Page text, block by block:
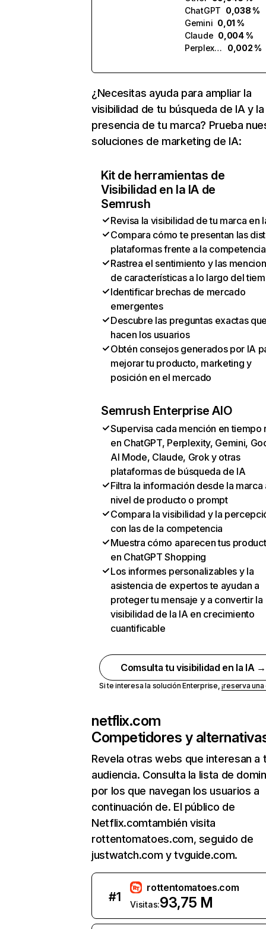
ChatGPT 0,038 %
Gemini 0,01 %
Claude 0,004 %
Perplexity
0,002 %
¿Necesitas ayuda para ampliar la
visibilidad de tu búsqueda de IA y la
presencia de tu marca? Prueba
soluciones de marketing de IA:
Kit de herramientas de
Visibilidad en la IA de
Semrush
Revisa la visibilidad de tu marca en
Compara cómo te presentan las
plataformas frente a la competencia
Rastrea el sentimiento y las
de características a lo largo del
Identificar brechas de mercado
emergentes
Descubre las preguntas exactas
hacen los usuarios
Obtén consejos generados por IA
mejorar tu producto, marketing y
posición en el mercado
Semrush Enterprise AIO
Supervisa cada mención en tiempo
en ChatGPT, Perplexity, Gemini,
AI Mode, Claude, Grok y otras
plataformas de búsqueda de IA
Filtra la información desde la marca
nivel de producto o prompt
Compara la visibilidad y la
con las de la competencia
Muestra cómo aparecen tus
en ChatGPT Shopping
Los informes personalizables y la
asistencia de expertos te ayudan a
proteger tu mensaje y a convertir la
visibilidad de la IA en crecimiento
cuantificable
Comsulta tu visibilidad en la IA →
Si te interesa la solución Enterprise,¡reserva
netflix.com
Competidores y
Revela otras webs que interesan a
audiencia. Consulta la lista de
por los que navegan los usuarios a
continuación de. El público de
Netflix.comtambién visita
rottentomatoes.com, seguido de
justwatch.com y tvguide.com.
#1
rottentomatoes.com
Visitas:93,75 M